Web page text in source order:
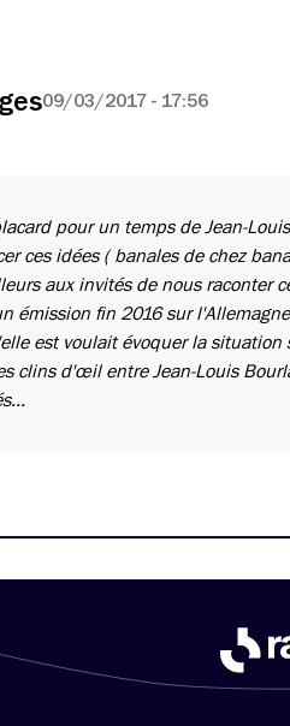
09/03/2017 - 17:56
pour un temps de Jean-
ces idées ( banales de chez
aux invités de nous raconter
émission fin 2016 sur
est voulait évoquer la situation
clins d'œil entre Jean-Louis